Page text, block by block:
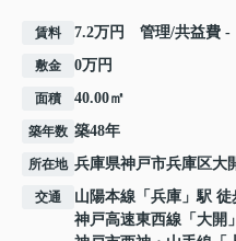
賃料 7.2万円 管理/共益費 -
敷金 0万円
面積 40.00㎡
築年数 築48年
所在地 兵庫県神戸市兵庫区大
交通 山陽本線 「 兵庫 」駅
神戸高速東西線 「 大開